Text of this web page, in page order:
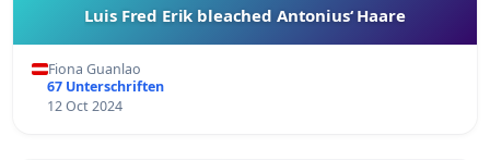
Luis Fred Erik bleached Antonius‘ Haare
Fiona Guanlao
67 Unterschriften
12 Oct 2024